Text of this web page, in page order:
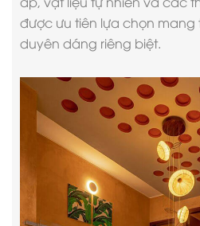
được ưu tiên lựa chọn mang
duyên dáng riêng biệt.